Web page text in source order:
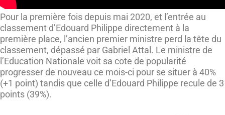
Pour la première fois depuis mai 2020, et l’entrée au
classement d’Edouard Philippe directement à la
première place, l’ancien premier ministre perd la tête du
classement, dépassé par Gabriel Attal. Le ministre de
l’Education Nationale voit sa cote de popularité
progresser de nouveau ce mois-ci pour se situer à 40%
(+1 point) tandis que celle d’Edouard Philippe recule de 3
points (39%).